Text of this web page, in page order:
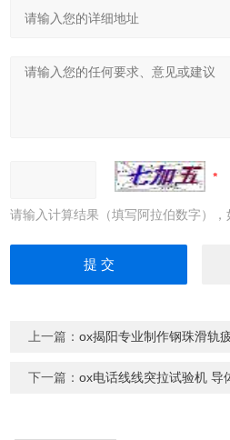
请输入计算结果（填写阿拉伯数字），
上一篇：ox揭阳专业制作钢珠滑轨
下一篇：ox电话线线突拉试验机 导